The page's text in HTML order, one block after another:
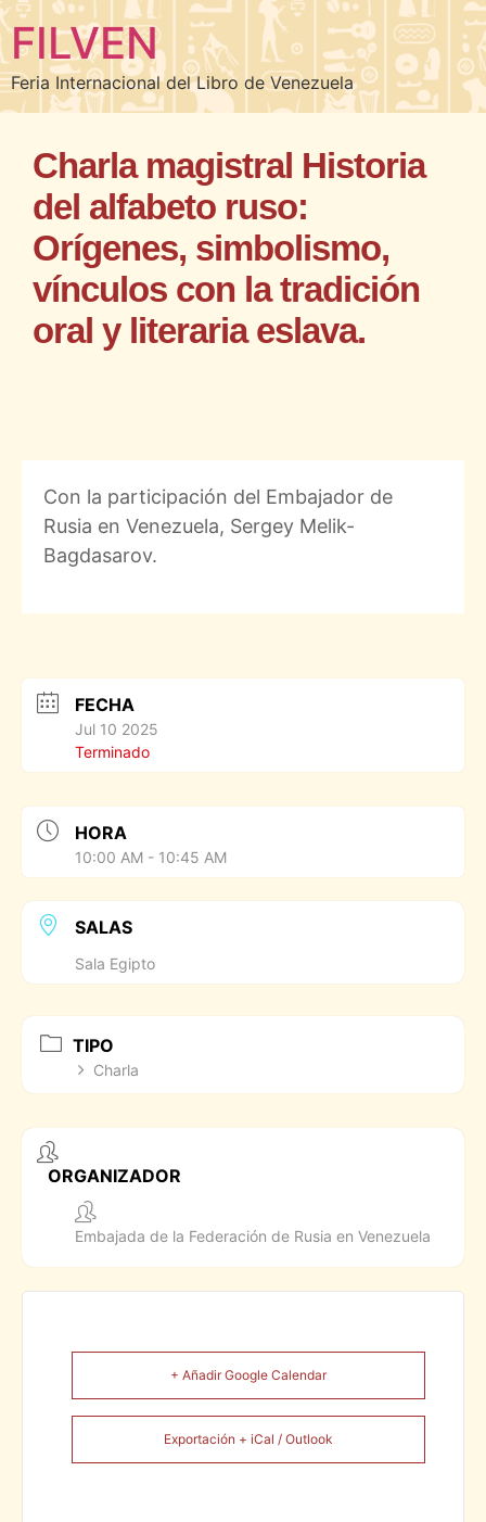
FILVEN
Feria Internacional del Libro de Venezuela
Charla magistral Historia
del alfabeto ruso:
Orígenes, simbolismo,
vínculos con la tradición
oral y literaria eslava.
Con la participación del Embajador de
Rusia en Venezuela, Sergey Melik-
Bagdasarov.
FECHA
Jul 10 2025
Terminado
HORA
10:00 AM - 10:45 AM
SALAS
Sala Egipto
TIPO
Charla
ORGANIZADOR
Embajada de la Federación de Rusia en Venezuela
+ Añadir Google Calendar
Exportación + iCal / Outlook